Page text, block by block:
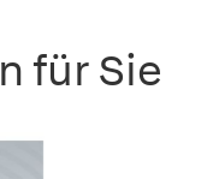
für Sie